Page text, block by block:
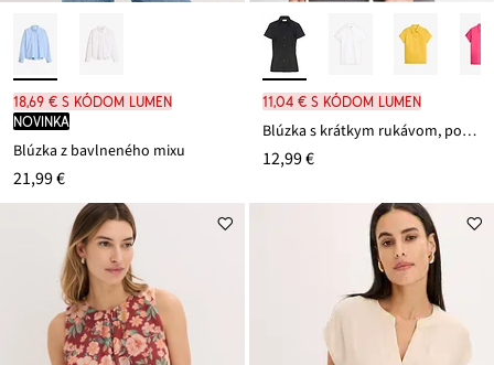
18,69 € s kódom LUMEN
novinka
Blúzka z bavlneného mixu
21,99 €
11,04 € s kódom LUMEN
Blúzka s krátkym rukávom, popelínová
12,99 €